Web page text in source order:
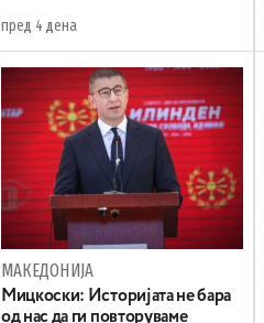
пред 4 дена
МАКЕДОНИЈА
Мицкоски: Историјата не бара
од нас да ги повторуваме